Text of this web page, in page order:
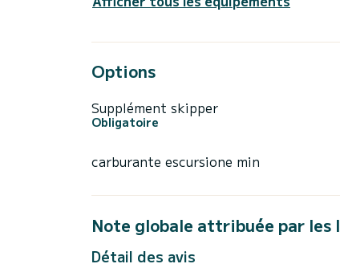
Options
Supplément skipper
Obligatoire
carburante escursione min
Note globale attribuée par les
Détail des avis